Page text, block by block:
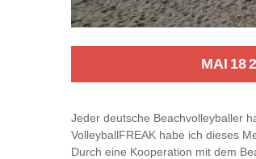
MAI 18
Jeder deutsche Beachvolleyballer
VolleyballFREAK habe ich dieses
Durch eine Kooperation mit dem